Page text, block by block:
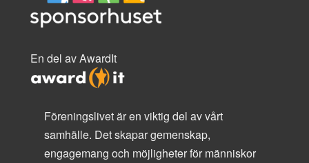
En del av AwardIt
Föreningslivet är en viktig del av vårt
samhälle. Det skapar gemenskap,
engagemang och möjligheter för människor